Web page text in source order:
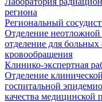
региона
Региональный
Отделение неотложной
отделение для
кровообращения
Клинико-экспертная
Отделение
госпитальной
качества медицинской